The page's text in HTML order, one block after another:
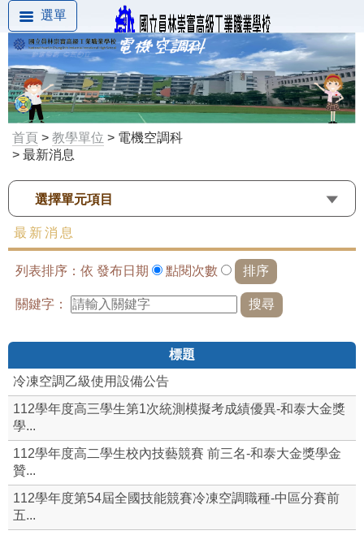
選單
首頁 > 教學單位 > 電機空調科
> 最新消息
選擇單元項目
最新消息
列表排序：依 發布日期 點閱次數
關鍵字：
標題
冷凍空調乙級使用設備公告
112學年度高三學生第1次統測模擬考成績優異-和泰大金獎
學...
112學年度高二學生校內技藝競賽 前三名-和泰大金獎學金
贊...
112學年度第54屆全國技能競賽冷凍空調職種-中區分賽前
五...